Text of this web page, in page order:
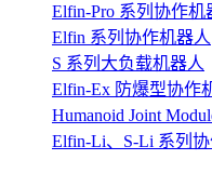
Elfin-Pro 系列协作机
Elfin 系列协作机器人
S 系列大负载机器人
Elfin-Ex 防爆型协作
Humanoid Joint
Elfin-Li、S-Li 系列